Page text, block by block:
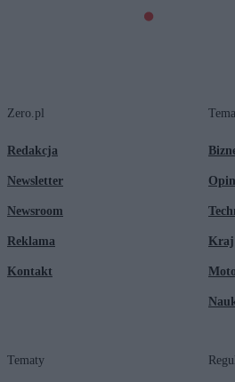
Zero.pl
Redakcja
Newsletter
Newsroom
Reklama
Kontakt
Kraj
Tematy